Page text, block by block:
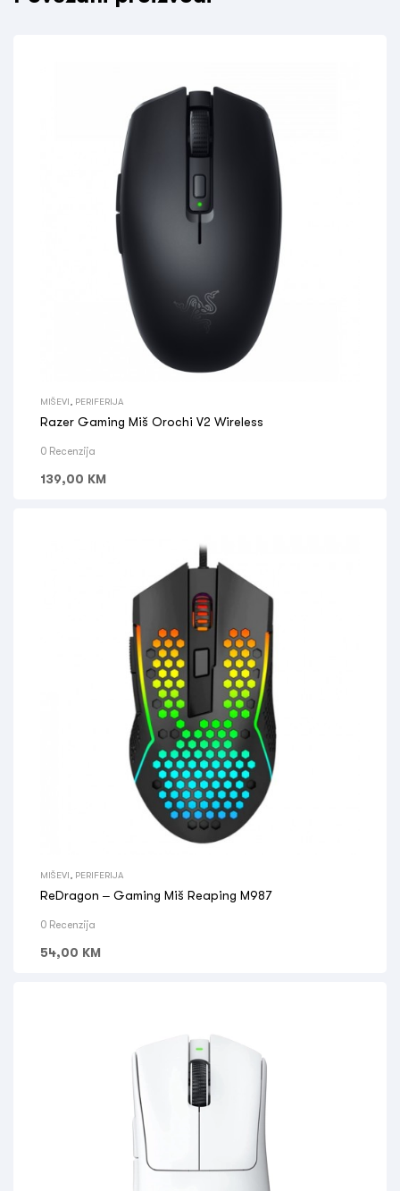
MIŠEVI PERIFERIJA
Razer Gaming Miš Orochi V2 Wireless
0 Recenzija
139,00 KM
MIŠEVI PERIFERIJA
ReDragon – Gaming Miš Reaping M987
0 Recenzija
54,00 KM